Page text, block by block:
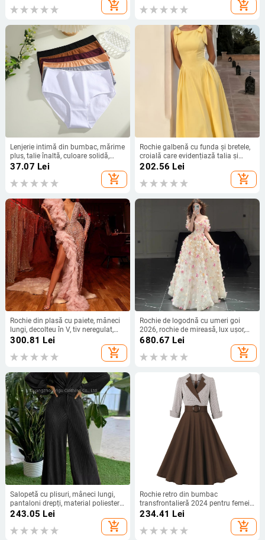
imprimeu cu flori zdrobite
add_shopping_cart add_shopping_cart
Lenjerie intimă din bumbac, mărime
plus, talie înaltă, culoare solidă,
respirabilă, țesătură cu împletire
37.07 Lei
add_shopping_cart
Rochie galbenă cu funda și bretele,
croială care evidențiază talia și
fustă evazată
202.56 Lei
add_shopping_cart
Rochie din plasă cu paiete, mâneci
lungi, decolteu în V, tiv neregulat,
rochie de seară
300.81 Lei
add_shopping_cart
Rochie de logodnă cu umeri goi
2026, rochie de mireasă, lux ușor,
croială de înaltă clasă pentru nuntă
680.67 Lei
add_shopping_cart
Salopetă cu plisuri, mâneci lungi,
pantaloni drepți, material poliester-
spandex, stil street hipster,
243.05 Lei
add_shopping_cart
Rochie retro din bumbac
transfrontalieră 2024 pentru femei,
stil Hepburn european și american,
carouri, cu mânecă trei sferturi,
fustă cu tiv mare, culoare cafea
234.41 Lei
add_shopping_cart